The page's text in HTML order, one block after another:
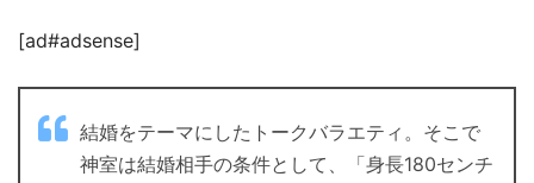
[ad#adsense]
結婚をテーマにしたトークバラエティ。そこで
神室は結婚相手の条件として、「身長180センチ